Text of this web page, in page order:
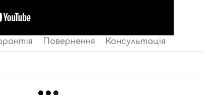
Повернення Консультація